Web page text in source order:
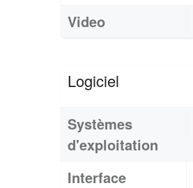
Video
Logiciel
Systèmes
d'exploitation
Interface